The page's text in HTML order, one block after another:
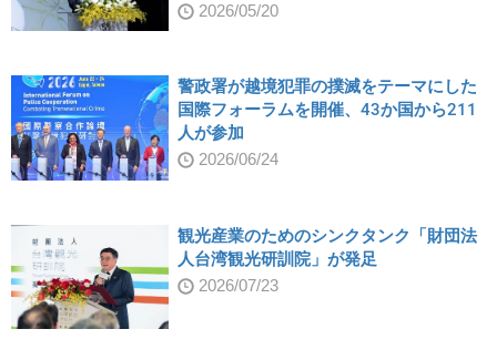
2026/05/20
警政署が越境犯罪の撲滅をテーマにした
国際フォーラムを開催、43か国から211
人が参加
2026/06/24
観光産業のためのシンクタンク「財団法
人台湾観光研訓院」が発足
2026/07/23